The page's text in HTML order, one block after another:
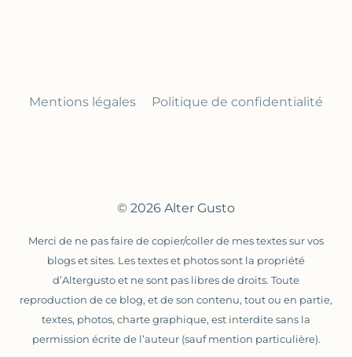
Mentions légales Politique de confidentialité
© 2026 Alter Gusto
Merci de ne pas faire de copier/coller de mes textes sur vos
blogs et sites. Les textes et photos sont la propriété
d’Altergusto et ne sont pas libres de droits. Toute
reproduction de ce blog, et de son contenu, tout ou en partie,
textes, photos, charte graphique, est interdite sans la
permission écrite de l’auteur (sauf mention particulière).